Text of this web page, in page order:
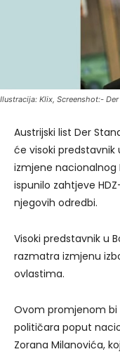
Ilustracija: Klix, Screenshot:-
Austrijski list Der
će visoki
izmjene nacionalnog
ispunilo zahtjeve
njegovih odredbi.
Visoki predstavnik u
razmatra izmjenu
ovlastima.
Ovom promjenom bi
političara poput
Zorana Milanovića,